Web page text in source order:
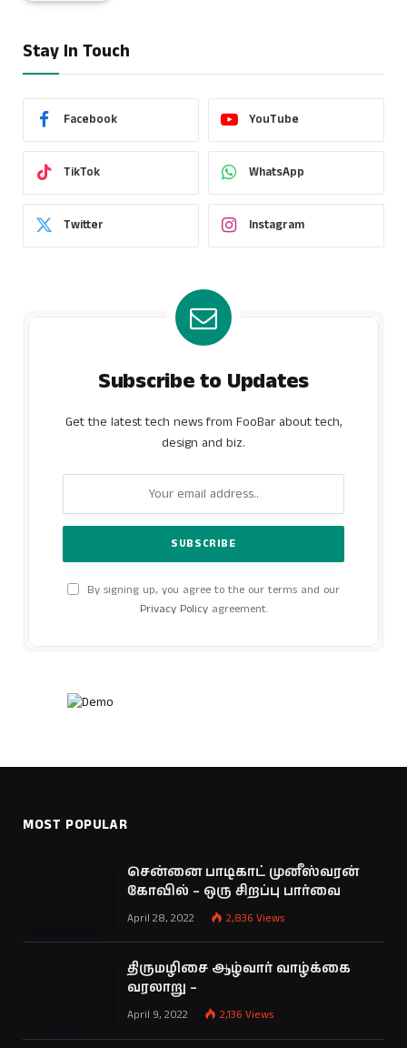
Stay In Touch
Facebook YouTube
TikTok WhatsApp
Twitter Instagram
Subscribe to Updates
Get the latest tech news from FooBar about tech,
design and biz.
By signing up, you agree to the our terms and our
Privacy Policyagreement.
MOST POPULAR
சென்னை பாடிகாட் முனீஸ்வரன்
கோவில் – ஒரு சிறப்பு பார்வை
April 28, 2022 2,836 Views
திருமழிசை ஆழ்வார் வாழ்க்கை
வரலாறு –
April 9, 2022 2,136 Views